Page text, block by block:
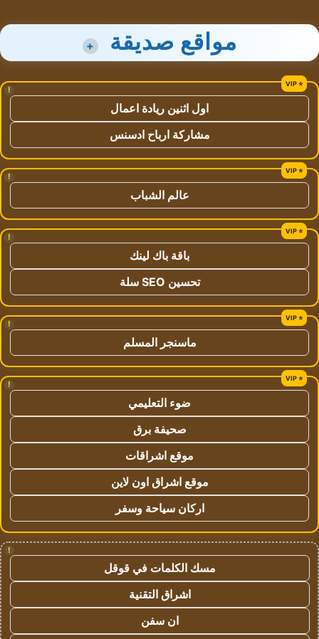
مواقع صديقة +
!
اول اثنين ريادة اعمال
مشاركة ارباح ادسنس
!
عالم الشباب
!
باقة باك لينك
تحسين SEO سلة
!
ماسنجر المسلم
!
ضوء التعليمي
صحيفة برق
موقع اشراقات
موقع اشراق اون لاين
اركان سياحة وسفر
!
مسك الكلمات في قوقل
اشراق التقنية
ان سفن